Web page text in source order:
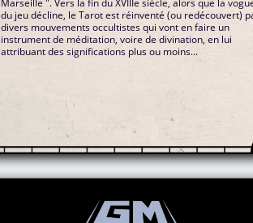
du jeu décline, le Tarot est réinventé (ou redécouvert)
divers mouvements occultistes qui vont en faire un
instrument de méditation, voire de divination, en lui
attribuant des significations plus ou moins...